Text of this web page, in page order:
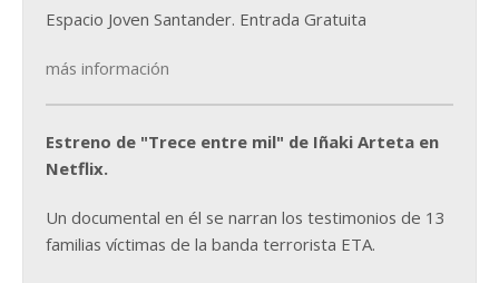
Espacio Joven Santander. Entrada Gratuita
más información
Estreno de "Trece entre mil" de Iñaki Arteta en
Netflix.
Un documental en él se narran los testimonios de 13
familias víctimas de la banda terrorista ETA.